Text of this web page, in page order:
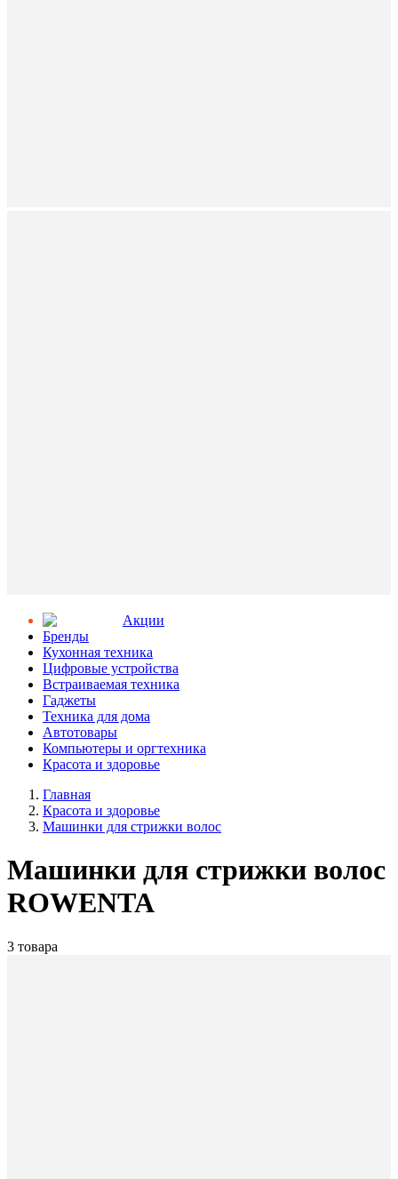
Aкции
Бренды
Кухонная техника
Цифровые устройства
Встраиваемая техника
Гаджеты
Техника для дома
Автотовары
Компьютеры и оргтехника
Красота и здоровье
Главная
Красота и здоровье
Машинки для стрижки волос
Машинки для стрижки волос
ROWENTA
3 товара